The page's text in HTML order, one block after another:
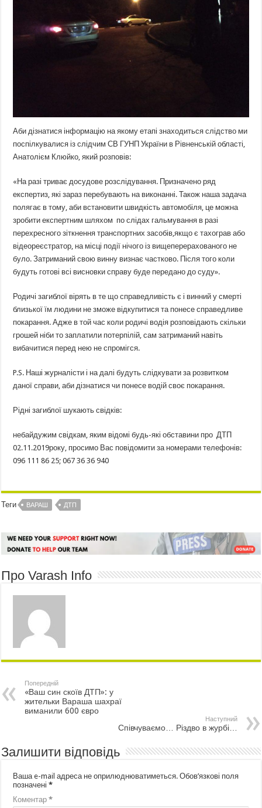
Аби дізнатися інформацію на якому етапі знаходиться слідство ми
поспілкувалися із слідчим СВ ГУНП України в Рівненській області,
Анатолієм Клюйко, який розповів:
«На разі триває досудове розслідування. Призначено ряд
експертиз, які зараз перебувають на виконанні. Також наша задача
полягає в тому, аби встановити швидкість автомобіля, це можна
зробити експертним шляхом по слідах гальмування в разі
перехресного зіткнення транспортних засобів,якщо є тахограв або
відеореєстратор, на місці події нічого із вищеперерахованого не
було. Затриманий свою винну визнає частково. Після того коли
будуть готові всі висновки справу буде передано до суду».
Родичі загиблої вірять в те що справедливість є і винний у смерті
близької їм людини не зможе відкупитися та понесе справедливе
покарання. Адже в той час коли родичі водія розповідають скільки
грошей ніби то заплатили потерпілій, сам затриманий навіть
вибачитися перед нею не спромігся.
P.S. Наші журналісти і на далі будуть слідкувати за розвитком
даної справи, аби дізнатися чи понесе водій своє покарання.
Рідні загиблої шукають свідків:
небайдужим свідкам, яким відомі будь-які обставини про ДТП
02.11.2019року, просимо Вас повідомити за номерами телефонів:
096 111 86 25; 067 36 36 940
Теги ВАРАШ ДТП
Про Varash Info
Попередній
«Ваш син скоїв ДТП»: у
жительки Вараша шахраї
виманили 600 євро
Наступний
Співчуваємо… Різдво в журбі…
Залишити відповідь
Ваша e-mail адреса не оприлюднюватиметься. Обов’язкові поля
позначені*
Коментар*